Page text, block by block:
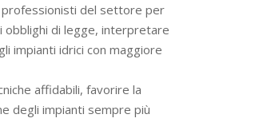
del settore per
obblighi di legge, interpretare
impianti idrici con maggiore
affidabili, favorire la
degli impianti sempre più